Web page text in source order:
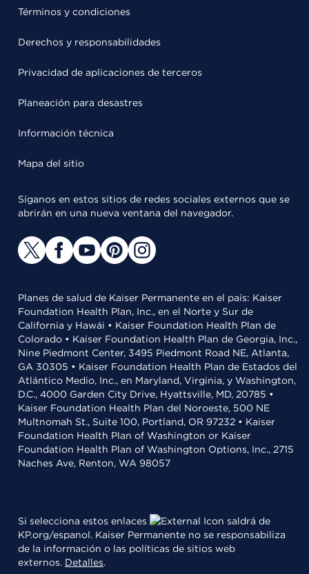
Términos y condiciones
Derechos y responsabilidades
Privacidad de aplicaciones de terceros
Planeación para desastres
Información técnica
Mapa del sitio
Síganos en estos sitios de redes sociales externos que se
abrirán en una nueva ventana del navegador.
Planes de salud de Kaiser Permanente en el país: Kaiser
Foundation Health Plan, Inc., en el Norte y Sur de
California y Hawái • Kaiser Foundation Health Plan de
Colorado • Kaiser Foundation Health Plan de Georgia, Inc.,
Nine Piedmont Center, 3495 Piedmont Road NE, Atlanta,
GA 30305 • Kaiser Foundation Health Plan de Estados del
Atlántico Medio, Inc., en Maryland, Virginia, y Washington,
D.C., 4000 Garden City Drive, Hyattsville, MD, 20785 •
Kaiser Foundation Health Plan del Noroeste, 500 NE
Multnomah St., Suite 100, Portland, OR 97232 • Kaiser
Foundation Health Plan of Washington or Kaiser
Foundation Health Plan of Washington Options, Inc., 2715
Naches Ave, Renton, WA 98057
Si selecciona estos enlaces
saldrá de
KP.org/espanol. Kaiser Permanente no se responsabiliza
de la información o las políticas de sitios web
externos. Detalles.